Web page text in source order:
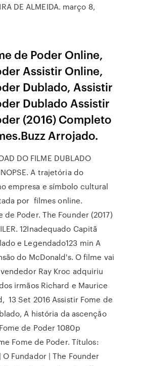
DE ALMEIDA. março 8,
de Poder Online,
Assistir Online,
Dublado, Assistir
Dublado Assistir
(2016) Completo
Arrojado.
DO FILME DUBLADO
A trajetória do
empresa e símbolo cultural
por filmes online.
de Poder. The Founder (2017)
12Inadequado Capitã
e Legendado123 min A
do McDonald's. O filme vai
Ray Kroc adquiriu
irmãos Richard e Maurice
13 Set 2016 Assistir Fome de
A história da ascenção
de Poder 1080p
Fome de Poder. Títulos:
Fundador | The Founder